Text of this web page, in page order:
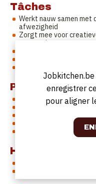
Tâches
Werkt nauw samen met
afwezigheid
Zorgt mee voor
suggesties
Profil
Ervaring in een
Dynamisch en creatief
Flexibel en
Zeer goede kennis van
Horaires de
enregistrer
pour aligner